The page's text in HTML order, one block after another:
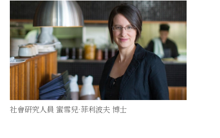
社會研究人員 蜜雪兒·菲利波夫 博士